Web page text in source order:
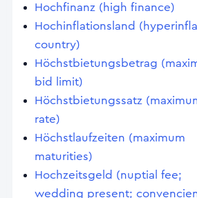
Hochfinanz (high finance)
Hochinflationsland
country)
Höchstbietungsbetrag
bid limit)
Höchstbietungssatz
rate)
Höchstlaufzeiten (maximum
maturities)
Hochzeitsgeld (nuptial fee;
wedding present;